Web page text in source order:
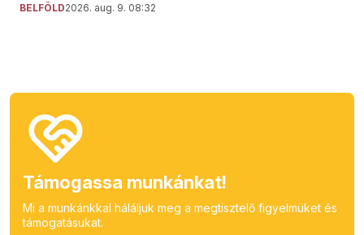
BELFÖLD2026. aug. 9. 08:32
Támogassa munkánkat!
Mi a munkánkkal háláljuk meg a megtisztelő figyelmüket és
támogatásukat.